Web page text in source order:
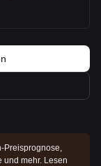
Preisprognose,
und mehr. Lesen